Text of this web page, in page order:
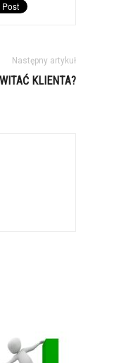
Następny artykuł
KLIENTA?